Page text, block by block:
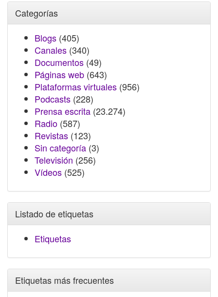
Categorías
Blogs (405)
Canales (340)
Documentos (49)
Páginas web (643)
Plataformas virtuales (956)
Podcasts (228)
Prensa escrita (23.274)
Radio (587)
Revistas (123)
Sin categoría (3)
Televisión (256)
Vídeos (525)
Listado de etiquetas
Etiquetas
Etiquetas más frecuentes